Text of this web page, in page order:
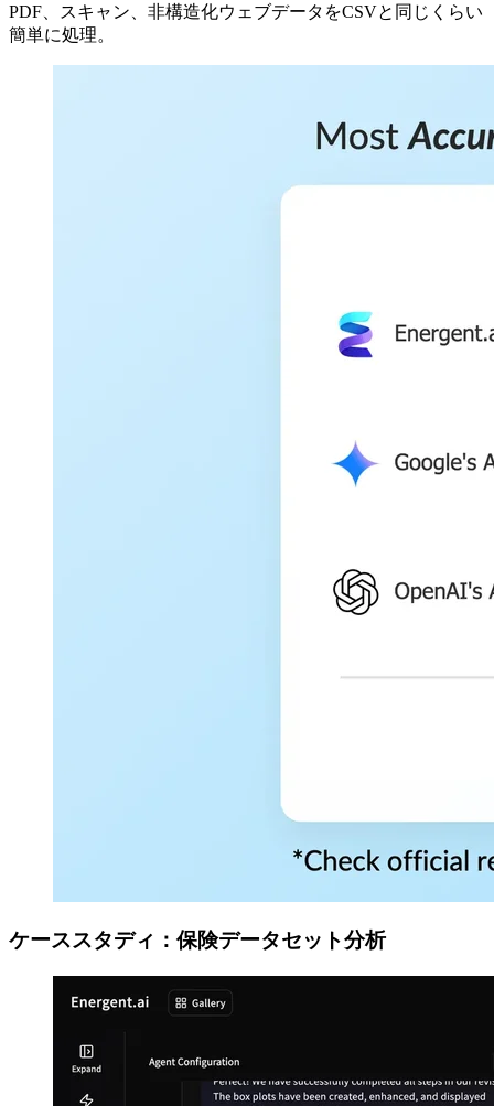
PDF、スキャン、非構造化ウェブデータをCSVと同じくらい
簡単に処理。
ケーススタディ：保険データセット分析